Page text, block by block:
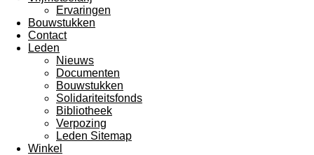
Ervaringen
Bouwstukken
Contact
Leden
Nieuws
Documenten
Bouwstukken
Solidariteitsfonds
Bibliotheek
Verpozing
Leden Sitemap
Winkel